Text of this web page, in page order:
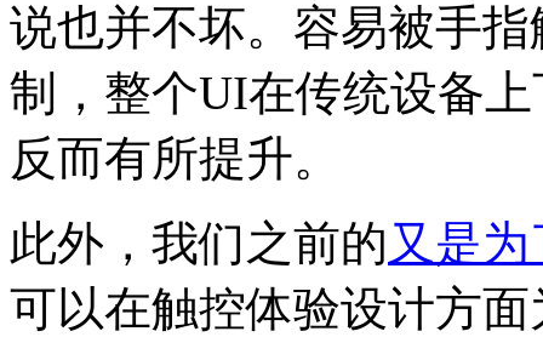
说也并不坏。容易被手
制，整个UI在传统设备
反而有所提升。
此外，我们之前的又是
可以在触控体验设计方